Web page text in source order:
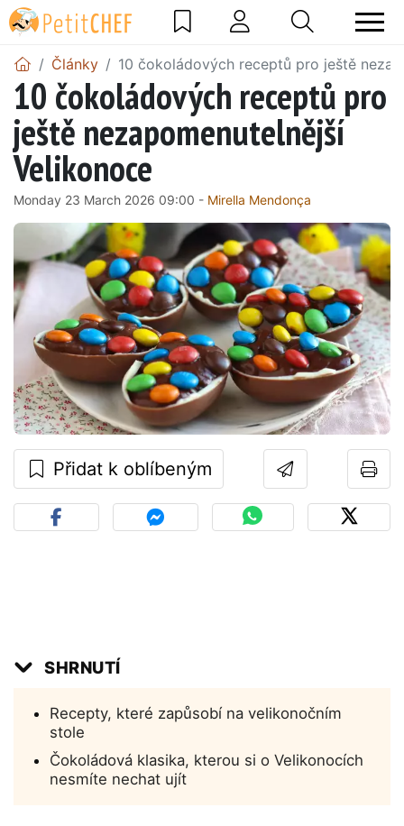
Články 10 čokoládových receptů pro ještě
10 čokoládových receptů pro
ještě nezapomenutelnější
Velikonoce
Monday 23 March 2026 09:00 - Mirella Mendonça
Přidat k oblíbeným
SHRNUTÍ
Recepty, které zapůsobí na velikonočním
stole
Čokoládová klasika, kterou si o Velikonocích
nesmíte nechat ujít